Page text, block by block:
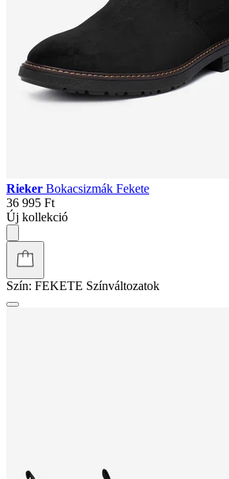
Rieker Bokacsizmák Fekete
36 995 Ft
Új kollekció
Szín: FEKETE Színváltozatok